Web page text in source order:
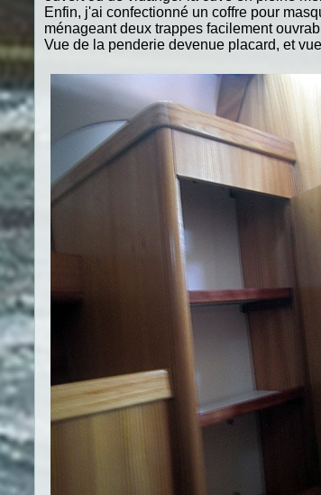
Enfin, j'ai confectionné un coffre pour
ménageant deux trappes facilement
Vue de la penderie devenue placard, et